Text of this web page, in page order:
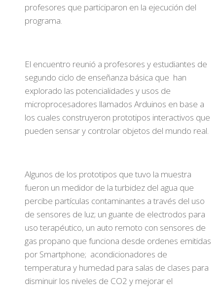
profesores que participaron en la ejecución del
programa.
El encuentro reunió a profesores y estudiantes de
segundo ciclo de enseñanza básica que han
explorado las potencialidades y usos de
microprocesadores llamados Arduinos en base a
los cuales construyeron prototipos interactivos que
pueden sensar y controlar objetos del mundo real.
Algunos de los prototipos que tuvo la muestra
fueron un medidor de la turbidez del agua que
percibe partículas contaminantes a través del uso
de sensores de luz; un guante de electrodos para
uso terapéutico, un auto remoto con sensores de
gas propano que funciona desde ordenes emitidas
por Smartphone; acondicionadores de
temperatura y humedad para salas de clases para
disminuir los niveles de CO2 y mejorar el